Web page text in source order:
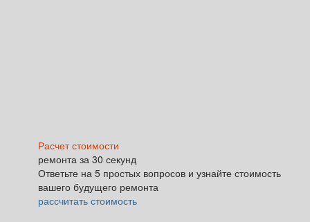
Расчет стоимости
ремонта за 30 секунд
Ответьте на 5 простых вопросов и узнайте стоимость
вашего будущего ремонта
рассчитать стоимость